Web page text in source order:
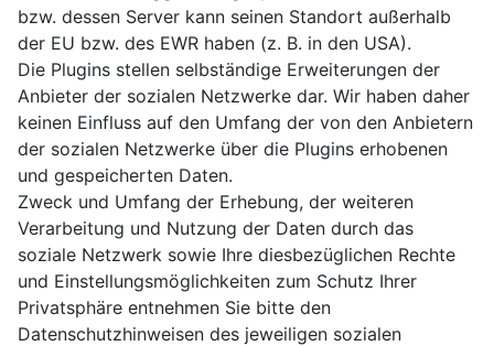
bzw. dessen Server kann seinen Standort außerhalb
der EU bzw. des EWR haben (z. B. in den USA).
Die Plugins stellen selbständige Erweiterungen der
Anbieter der sozialen Netzwerke dar. Wir haben daher
keinen Einfluss auf den Umfang der von den Anbietern
der sozialen Netzwerke über die Plugins erhobenen
und gespeicherten Daten.
Zweck und Umfang der Erhebung, der weiteren
Verarbeitung und Nutzung der Daten durch das
soziale Netzwerk sowie Ihre diesbezüglichen Rechte
und Einstellungsmöglichkeiten zum Schutz Ihrer
Privatsphäre entnehmen Sie bitte den
Datenschutzhinweisen des jeweiligen sozialen